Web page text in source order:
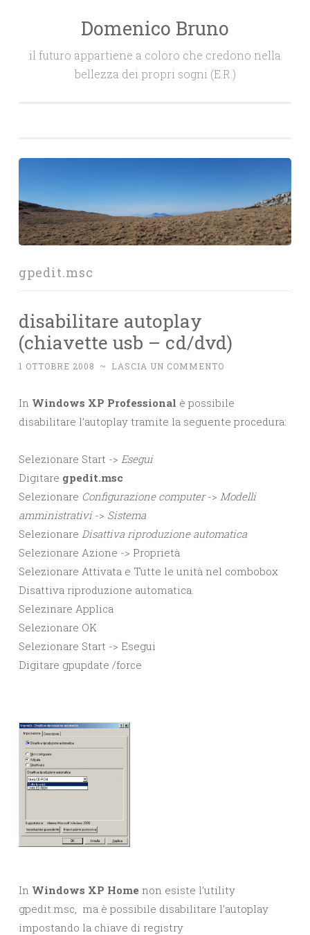
Domenico Bruno
il futuro appartiene a coloro che credono nella
bellezza dei propri sogni (E.R.)
gpedit.msc
disabilitare autoplay
(chiavette usb – cd/dvd)
1 OTTOBRE 2008 ~ LASCIA UN COMMENTO
In Windows XP Professional è possibile
disabilitare l’autoplay tramite la seguente procedura:
Selezionare Start -> Esegui
Digitare gpedit.msc
Selezionare Configurazione computer-> Modelli
amministrativi-> Sistema
Selezionare Disattiva riproduzione automatica
Selezionare Azione -> Proprietà
Selezionare Attivata e Tutte le unità nel combobox
Disattiva riproduzione automatica.
Selezinare Applica
Selezionare OK
Selezionare Start -> Esegui
Digitare gpupdate /force
In Windows XP Home non esiste l’utility
gpedit.msc, ma è possibile disabilitare l’autoplay
impostando la chiave di registry